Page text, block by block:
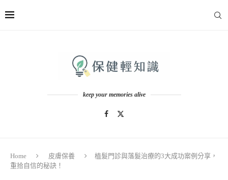
keep your memories alive
Home 皮膚保養
植髮門診與落髮治療的3大成功案例分享，
重拾自信的秘訣！